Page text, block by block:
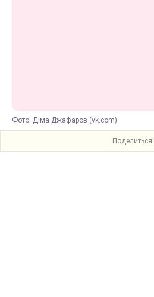
Фото: Діма Джафаров (vk.com)
Поделиться: